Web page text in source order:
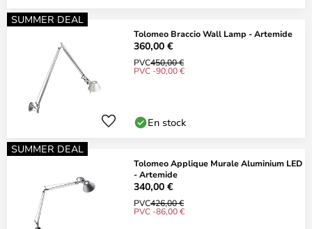
SUMMER DEAL
Tolomeo Braccio Wall Lamp - Artemide
360,00 €
PVC450,00 €
PVC -90,00 €
En stock
SUMMER DEAL
Tolomeo Applique Murale Aluminium LED
- Artemide
340,00 €
PVC426,00 €
PVC -86,00 €